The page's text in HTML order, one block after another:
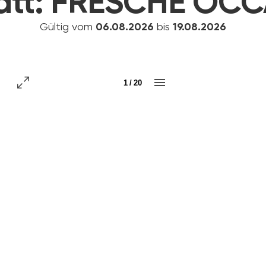
Gültig vom 06.08.2026 bis 19.08.2026